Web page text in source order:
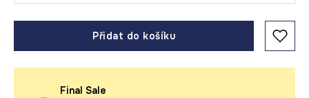
Přidat do košíku
Final Sale